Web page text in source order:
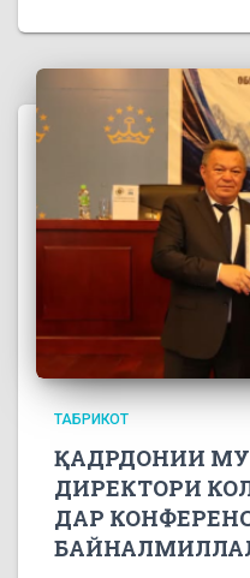
ТАБРИКОТ
ҚАДРДОНИИ
ДИРЕКТОРИ
ДАР